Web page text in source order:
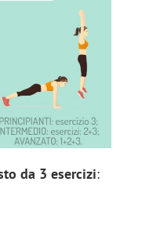
da 3 esercizi: